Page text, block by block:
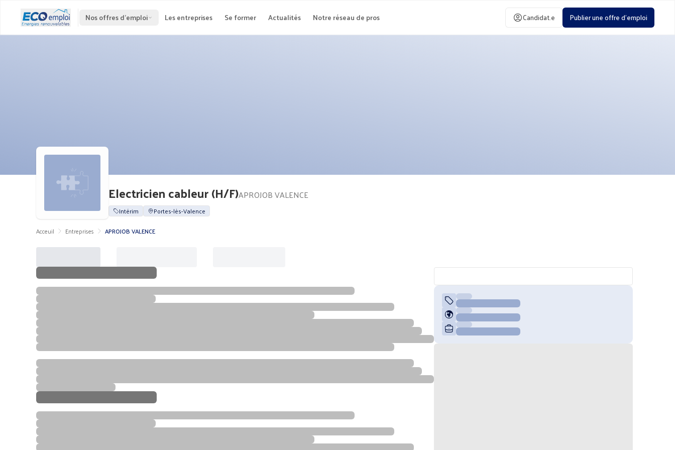
Nos offres d'emploi Les entreprises Se former Actualités Notre réseau de pros Candidat.e Publier une offre d'emploi
Electricien cableur (H/F)APROJOB VALENCE
Intérim
Portes-lès-Valence
Acceuil
Entreprises APROJOB VALENCE